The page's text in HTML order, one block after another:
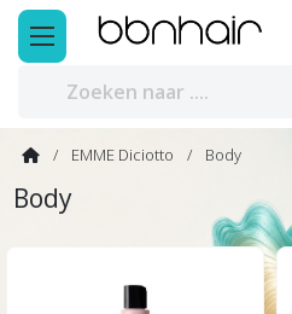
EMME Diciotto Body
Body